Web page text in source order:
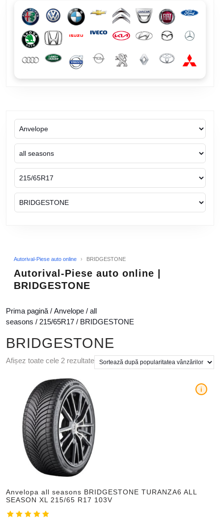
Autorival-Piese auto online › BRIDGESTONE
Autorival-Piese auto online |
BRIDGESTONE
Prima pagină / Anvelope / all
seasons / 215/65R17 / BRIDGESTONE
BRIDGESTONE
Afișez toate cele 2 rezultate
Anvelopa all seasons BRIDGESTONE TURANZA6 ALL
SEASON XL 215/65 R17 103V
i